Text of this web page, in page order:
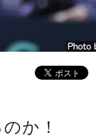
か！